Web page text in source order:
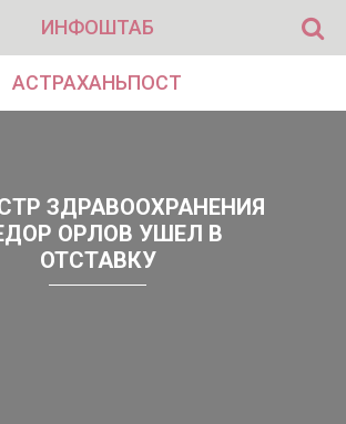
ИНФОШТАБ
АСТРАХАНЬПОСТ
ЗДРАВООХРАНЕНИЯ
ОРЛОВ УШЕЛ В
ОТСТАВКУ